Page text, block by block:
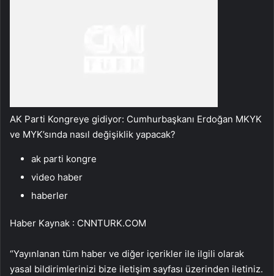
AK Parti Kongreye gidiyor: Cumhurbaşkanı Erdoğan MKYK
ve MYK’sında nasıl değişiklik yapacak?
ak parti kongre
video haber
haberler
Haber Kaynak : CNNTURK.COM
“Yayınlanan tüm haber ve diğer içerikler ile ilgili olarak
yasal bildirimlerinizi bize iletişim sayfası üzerinden iletiniz.